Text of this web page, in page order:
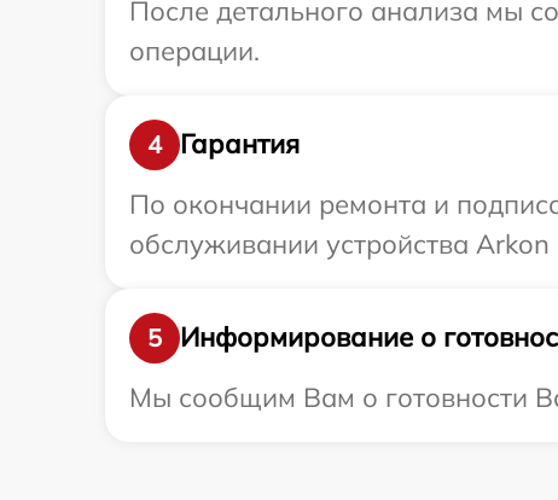
После детального анализа мы
операции.
4
Гарантия
По окончании ремонта и
обслуживании устройства
5
Информирование о
Мы сообщим Вам о готовности